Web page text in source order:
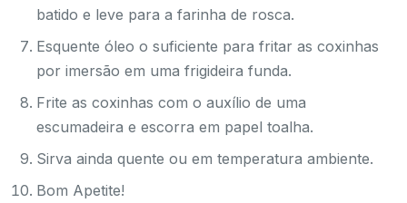
batido e leve para a farinha de rosca.
Esquente óleo o suficiente para fritar as coxinhas
por imersão em uma frigideira funda.
Frite as coxinhas com o auxílio de uma
escumadeira e escorra em papel toalha.
Sirva ainda quente ou em temperatura ambiente.
Bom Apetite!